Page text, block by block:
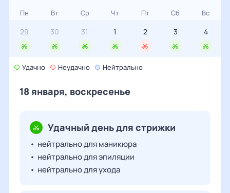
Стрижка
Маникюр
Эпиляция
Пн Вт Ср Чт Пт Сб Вс
29 30 31 1 2 3 4
5 6 7 8
20
27 28 29
Удачно Неудачно Нейтрально
18 января, воскресенье
Удачный день для стрижки
• нейтральнодля маникюра
• нейтральнодля эпиляции
• нейтральнодля ухода